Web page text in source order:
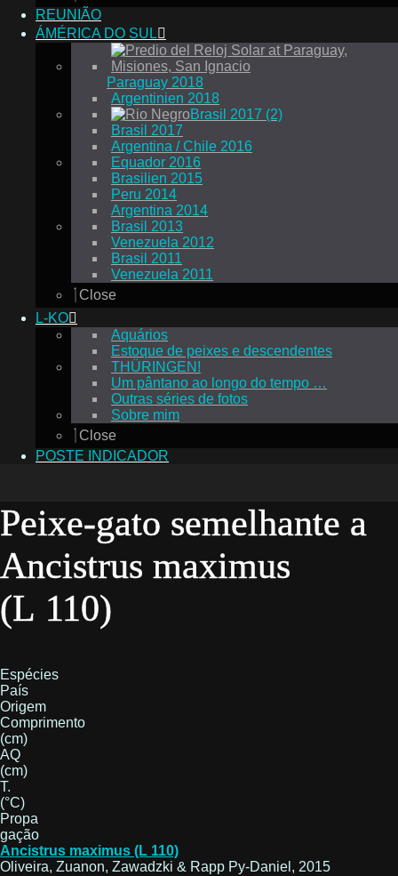
REUNIÃO
ÁMÉRICA DO SUL
Paraguay 2018
Argentinien 2018
Brasil 2017 (2)
Brasil 2017
Argentina / Chile 2016
Equador 2016
Brasilien 2015
Peru 2014
Argentina 2014
Brasil 2013
Venezuela 2012
Brasil 2011
Venezuela 2011
Close
L-KO
Aquários
Estoque de peixes e descendentes
THÜRINGEN!
Um pântano ao longo do tempo …
Outras séries de fotos
Sobre mim
Close
POSTE INDICADOR
Peixe-gato semelhante a
Ancistrus maximus
(L 110)
Espécies
País
Origem
Comprimento
(cm)
AQ
(cm)
T.
(°C)
Propa
gação
Ancistrus maximus (L 110)
Oliveira, Zuanon, Zawadzki & Rapp Py-Daniel, 2015